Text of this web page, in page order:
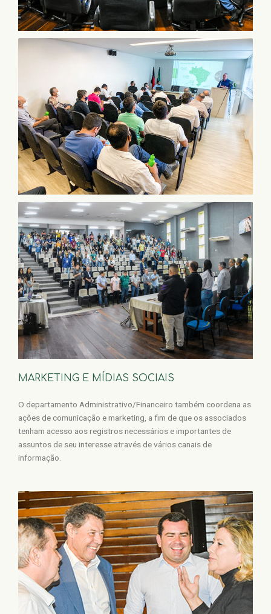
MARKETING E MÍDIAS SOCIAIS
O departamento Administrativo/Financeiro também coordena as
ações de comunicação e marketing, a fim de que os associados
tenham acesso aos registros necessários e importantes de
assuntos de seu interesse através de vários canais de
informação.